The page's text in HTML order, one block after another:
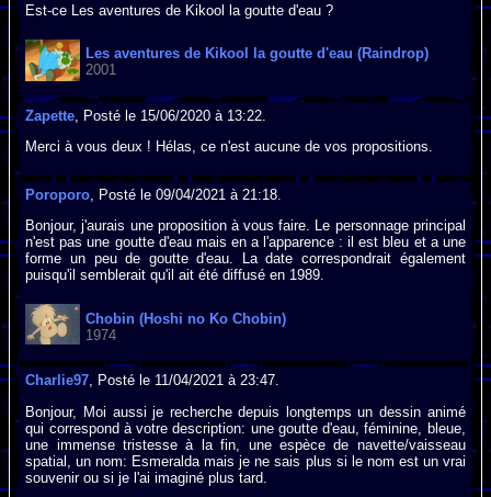
Est-ce Les aventures de Kikool la goutte d'eau ?
Les aventures de Kikool la goutte d'eau (Raindrop)
2001
Zapette , Posté le 15/06/2020 à 13:22.
Merci à vous deux ! Hélas, ce n'est aucune de vos propositions.
Poroporo , Posté le 09/04/2021 à 21:18.
Bonjour, j'aurais une proposition à vous faire. Le personnage principal
n'est pas une goutte d'eau mais en a l'apparence : il est bleu et a une
forme un peu de goutte d'eau. La date correspondrait également
puisqu'il semblerait qu'il ait été diffusé en 1989.
Chobin (Hoshi no Ko Chobin)
1974
Charlie97, Posté le 11/04/2021 à 23:47.
Bonjour, Moi aussi je recherche depuis longtemps un dessin animé
qui correspond à votre description: une goutte d'eau, féminine, bleue,
une immense tristesse à la fin, une espèce de navette/vaisseau
spatial, un nom: Esmeralda mais je ne sais plus si le nom est un vrai
souvenir ou si je l'ai imaginé plus tard.